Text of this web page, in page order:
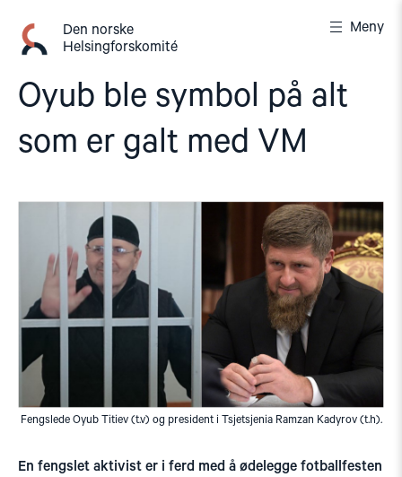
innhold
Den norske
Helsingforskomité
Meny
Oyub ble symbol på alt
som er galt med VM
Fengslede Oyub Titiev (t.v) og president i Tsjetsjenia Ramzan Kadyrov (t.h).
En fengslet aktivist er i ferd med å ødelegge fotballfesten